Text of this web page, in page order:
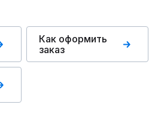
Как оформить
заказ